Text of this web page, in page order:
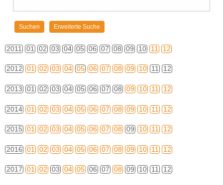
2011 01 02 03 04 05 06 07 08 09 10 11 12
2012 01 02 03 04 05 06 07 08 09 10 11 12
2013 01 02 03 04 05 06 07 08 09 10 11 12
2014 01 02 03 04 05 06 07 08 09 10 11 12
2015 01 02 03 04 05 06 07 08 09 10 11 12
2016 01 02 03 04 05 06 07 08 09 10 11 12
2017 01 02 03 04 05 06 07 08 09 10 11 12